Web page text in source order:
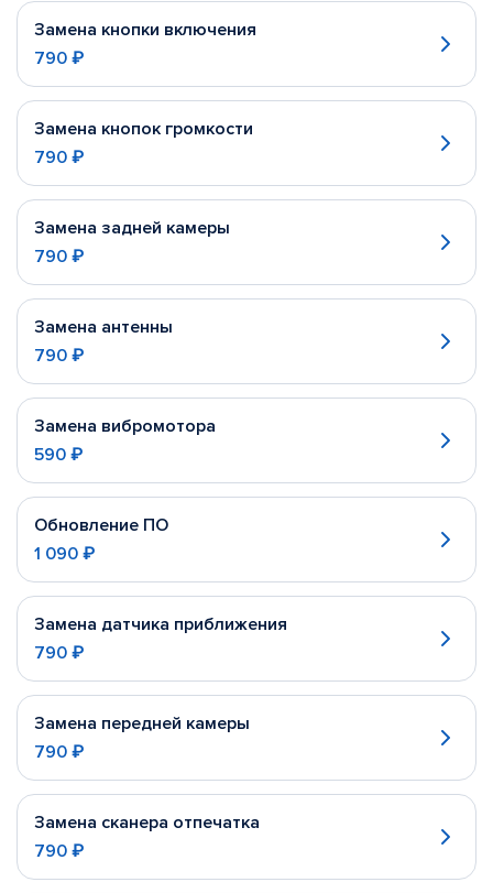
Замена кнопки включения
790 ₽
Замена кнопок громкости
790 ₽
Замена задней камеры
790 ₽
Замена антенны
790 ₽
Замена вибромотора
590 ₽
Обновление ПО
1 090 ₽
Замена датчика приближения
790 ₽
Замена передней камеры
790 ₽
Замена сканера отпечатка
790 ₽